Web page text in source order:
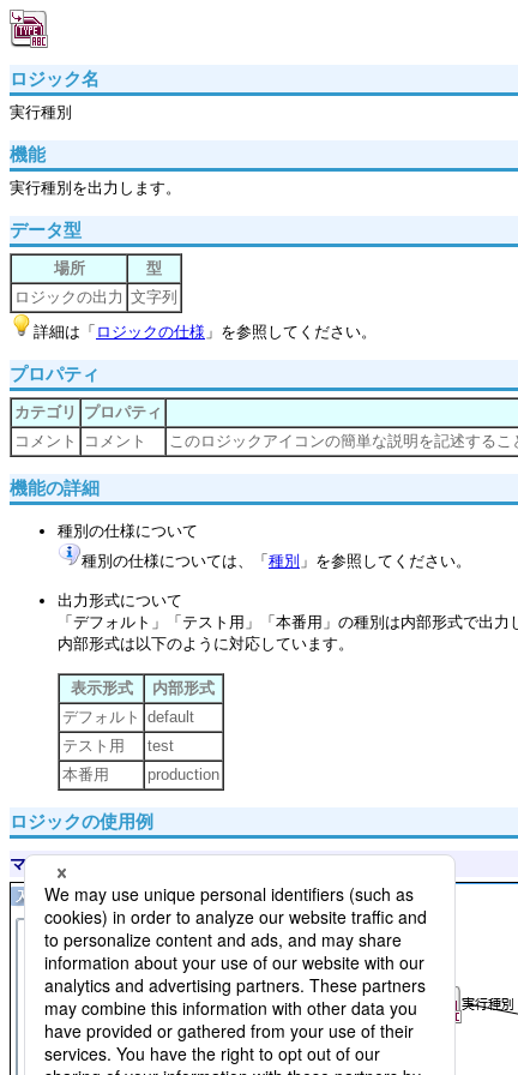
ロジック名
実行種別
機能
実行種別を出力します。
データ型
場所
型
ロジックの出力 文字列
詳細は「 ロジックの仕様 」を参照してください。
プロパティ
カテゴリ プロパティ
コメント
コメント このロジックアイコンの簡単な説明を記述する
機能の詳細
種別の仕様について
種別の仕様については、「 種別 」を参照してください。
出力形式について
「デフォルト」「テスト用」「本番用」の種別は内部形式で出
内部形式は以下のように対応しています。
表示形式
内部形式
デフォルト default
テスト用
test
本番用
production
ロジックの使用例
マッピング定義